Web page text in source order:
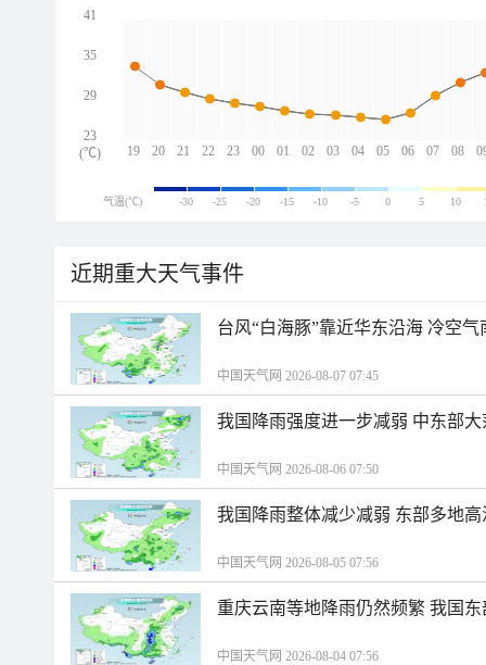
19 20 21 22 23 00 01 02 03 04 05 06 07 08
41
35
29
23
(℃)
气温(℃) -30 -25 -20 -15 -10 -5 0 5 10
近期重大天气事件
台风“白海豚”靠近华东沿海 冷空
中国天气网 2026-08-07 07:45
我国降雨强度进一步减弱 中东部
中国天气网 2026-08-06 07:50
我国降雨整体减少减弱 东部多地
中国天气网 2026-08-05 07:56
重庆云南等地降雨仍然频繁 我国
中国天气网 2026-08-04 07:56